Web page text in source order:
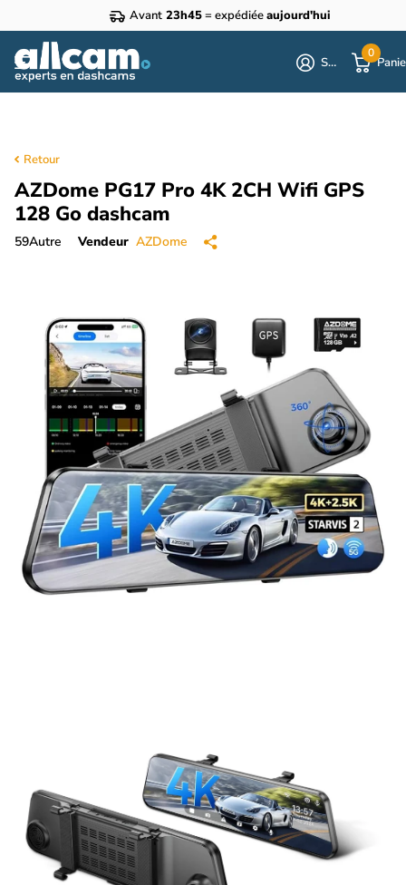
Avant 23h45= expédiéeaujourd'hui
S'identifier
0
Retour
AZDome PG17 Pro 4K 2CH Wifi GPS
128 Go dashcam
59Autre Vendeur AZDome